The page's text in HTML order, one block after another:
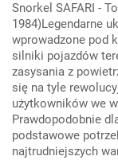
Snorkel SAFARI -
1984)Legendarne
wprowadzone pod
silniki pojazdów
zasysania z
się na tyle
użytkowników we
Prawdopodobnie
podstawowe
najtrudniejszych